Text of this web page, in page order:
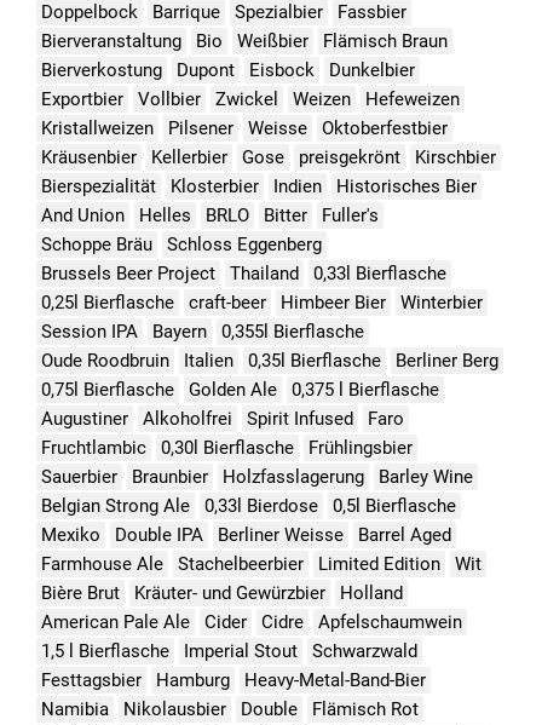
Doppelbock
Barrique Spezialbier
Fassbier
Bierveranstaltung
Bio Weißbier
Flämisch Braun
Bierverkostung
Dupont Eisbock
Dunkelbier
Exportbier
Vollbier Zwickel Weizen
Hefeweizen
Kristallweizen
Pilsener Weisse
Oktoberfestbier
Kräusenbier
Kellerbier Gose preisgekrönt
Kirschbier
Bierspezialität
Klosterbier Indien
Historisches Bier
And Union
Helles BRLO Bitter
Fuller's
Schoppe Bräu
Schloss Eggenberg
Brussels Beer Project
Thailand
0,33l Bierflasche
0,25l Bierflasche
craft-beer Himbeer Bier
Winterbier
Session IPA
Bayern
0,355l Bierflasche
Oude Roodbruin
Italien 0,35l Bierflasche
Berliner Berg
0,75l Bierflasche
Golden Ale
0,375 l Bierflasche
Augustiner
Alkoholfrei Spirit Infused
Faro
Fruchtlambic
0,30l Bierflasche
Frühlingsbier
Sauerbier
Braunbier Holzfasslagerung
Barley Wine
Belgian Strong Ale
0,33l Bierdose
0,5l Bierflasche
Mexiko
Double IPA Berliner Weisse
Barrel Aged
Farmhouse Ale
Stachelbeerbier Limited Edition
Wit
Bière Brut
Kräuter- und Gewürzbier
Holland
American Pale Ale
Cider Cidre
Apfelschaumwein
1,5 l Bierflasche
Imperial Stout
Schwarzwald
Festtagsbier
Hamburg
Heavy-Metal-Band-Bier
Namibia
Nikolausbier Double
Flämisch Rot